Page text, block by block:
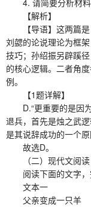
【解析】
【导语】这两篇是
刘勰的论说理论为框
技巧；孙绍振另辟蹊
的核心逻辑。二者角
例。
【1题详解】
D.“更重要的是因为
退兵，首先是烛之武
是其说辞成功的一个原
故选D。
（二）现代文阅读
阅读下面的文字，
文本一
父亲变成一只羊